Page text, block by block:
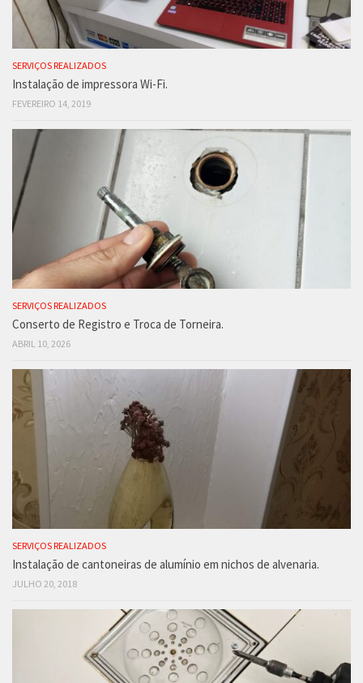
SERVIÇOS REALIZADOS
Instalação de impressora Wi-Fi.
FEVEREIRO 14, 2019
SERVIÇOS REALIZADOS
Conserto de Registro e Troca de Torneira.
ABRIL 10, 2026
SERVIÇOS REALIZADOS
Instalação de cantoneiras de alumínio em nichos de alvenaria.
JULHO 20, 2018